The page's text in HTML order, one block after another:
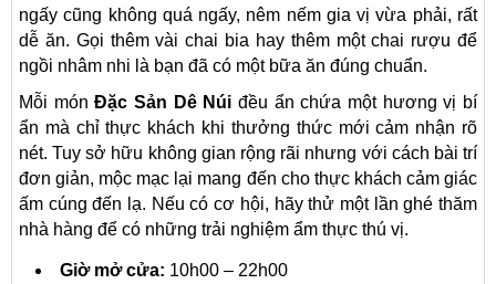
ngấy cũng không quá ngấy, nêm nếm gia vị vừa phải, rất
dễ ăn. Gọi thêm vài chai bia hay thêm một chai rượu để
ngồi nhâm nhi là bạn đã có một bữa ăn đúng chuẩn.
Mỗi mónĐặc Sản Dê Núi đều ẩn chứa một hương vị bí
ẩn mà chỉ thực khách khi thưởng thức mới cảm nhận rõ
nét. Tuy sở hữu không gian rộng rãi nhưng với cách bài trí
đơn giản, mộc mạc lại mang đến cho thực khách cảm giác
ấm cúng đến lạ. Nếu có cơ hội, hãy thử một lần ghé thăm
nhà hàng để có những trải nghiệm ẩm thực thú vị.
Giờ mở cửa: 10h00 – 22h00